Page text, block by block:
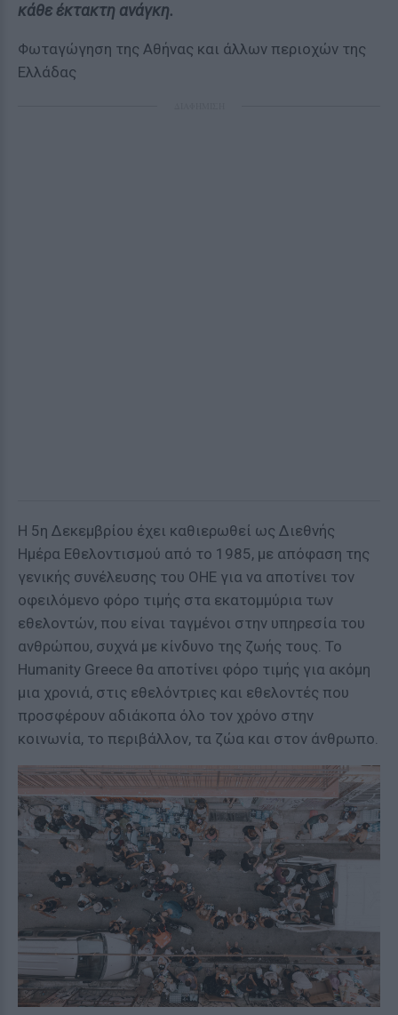
κάθε έκτακτη ανάγκη.
Φωταγώγηση της Αθήνας και άλλων περιοχών της
Ελλάδας
Η 5η Δεκεμβρίου έχει καθιερωθεί ως Διεθνής
Ημέρα Εθελοντισμού από το 1985, με απόφαση της
γενικής συνέλευσης του ΟΗΕ για να αποτίνει τον
οφειλόμενο φόρο τιμής στα εκατομμύρια των
εθελοντών, που είναι ταγμένοι στην υπηρεσία του
ανθρώπου, συχνά με κίνδυνο της ζωής τους. Το
Humanity Greece θα αποτίνει φόρο τιμής για ακόμη
μια χρονιά, στις εθελόντριες και εθελοντές που
προσφέρουν αδιάκοπα όλο τον χρόνο στην
κοινωνία, το περιβάλλον, τα ζώα και στον άνθρωπο.